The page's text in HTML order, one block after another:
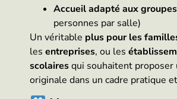
Accueil adapté aux groupes
personnes par salle)
Un véritable plus pour les
les entreprises, ou les
scolairesqui souhaitent proposer
originale dans un cadre pratique